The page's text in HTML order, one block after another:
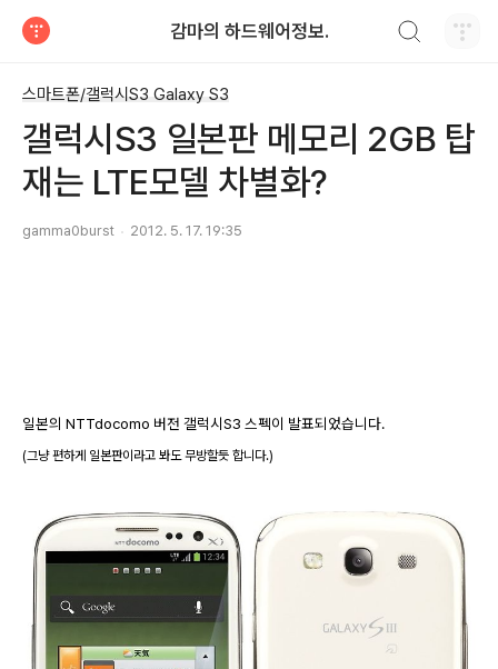
감마의 하드웨어정보.
스마트폰/갤럭시S3 Galaxy S3
갤럭시S3 일본판 메모리 2GB 탑
재는 LTE모델 차별화?
gamma0burst 2012. 5. 17. 19:35
일본의 NTTdocomo 버전 갤럭시S3 스펙이 발표되었습니다.
(그냥 편하게 일본판이라고 봐도 무방할듯 합니다.)